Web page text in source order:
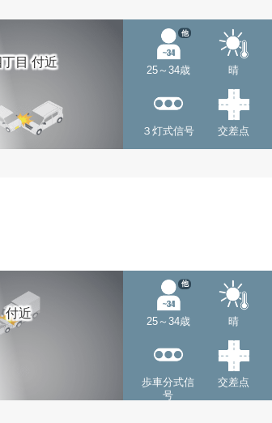
目 付近
25～34歳
他
晴
３灯式信号 交差点
付近
25～34歳
他
晴
歩車分式信
号
交差点